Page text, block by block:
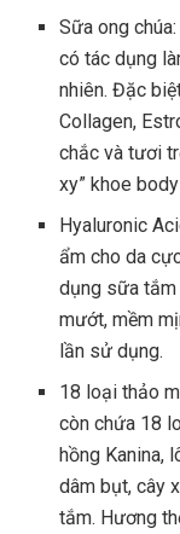
Sữa ong
có tác dụng
nhiên. Đặc
Collagen,
chắc và tươi
xy” khoe
Hyaluronic
ẩm cho da
dụng sữa tắm
mướt, mềm
lần sử dụng.
18 loại thảo
còn chứa 18
hồng Kanina,
dâm bụt, cây
tắm. Hương